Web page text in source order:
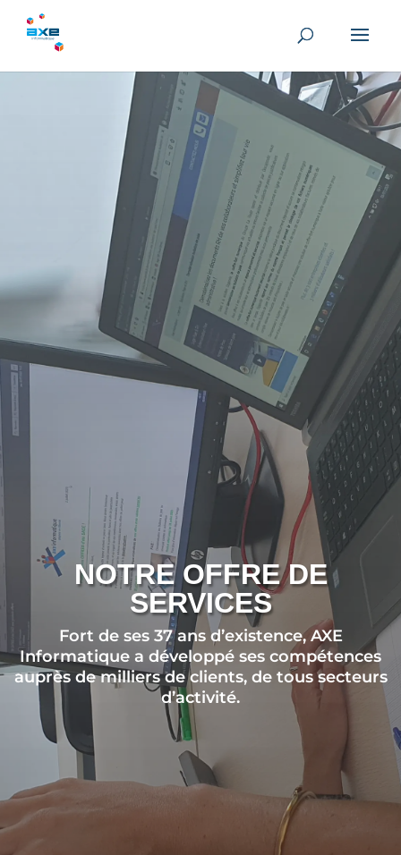
NOTRE OFFRE DE
SERVICES
Fort de ses 37 ans d’existence, AXE
Informatique a développé ses compétences
auprès de milliers de clients, de tous secteurs
d’activité.